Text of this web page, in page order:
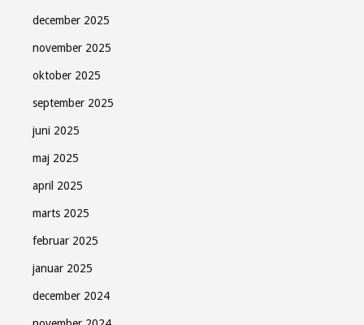
december 2025
november 2025
oktober 2025
september 2025
juni 2025
maj 2025
april 2025
marts 2025
februar 2025
januar 2025
december 2024